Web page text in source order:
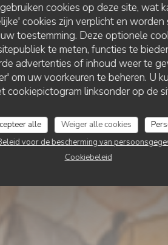
cookies op deze site, wat
cookies zijn verplicht en
toestemming. Deze optionele
te meten, functies te
advertenties of inhoud weer te
om uw voorkeuren te beheren. U
cookiepictogram linksonder op de
alle Weiger alle cookies
voor de bescherming van
Cookiebeleid
RESTAURANT• NEUILLY SUR
RESERVEER EEN TAFEL